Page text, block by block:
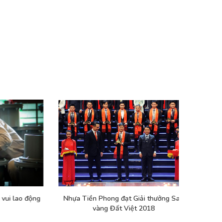
động
Nhựa Tiền Phong đạt Giải thưởng Sao
vàng Đất Việt 2018